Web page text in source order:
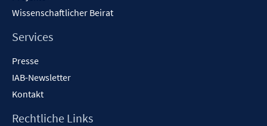
Wissenschaftlicher Beirat
Services
Presse
IAB-Newsletter
Kontakt
Rechtliche Links